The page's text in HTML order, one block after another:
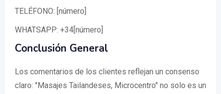
TELÉFONO: [número]
WHATSAPP: +34[número]
Conclusión General
Los comentarios de los clientes reflejan un consenso
claro: "Masajes Tailandeses, Microcentro" no solo es un